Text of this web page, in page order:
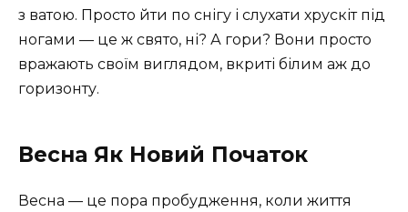
з ватою. Просто йти по снігу і слухати хрускіт під
ногами — це ж свято, ні? А гори? Вони просто
вражають своїм виглядом, вкриті білим аж до
горизонту.
Весна Як Новий Початок
Весна — це пора пробудження, коли життя